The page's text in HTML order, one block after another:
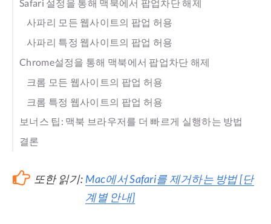
Safari 설정을 통해 맥북에서 팝업차단 해제
사파리 모든 웹사이트의 팝업 허용
사파리 특정 웹사이트의 팝업 허용
Chrome설정을 통해 맥북에서 팝업차단 해제
크롬 모든 웹사이트의 팝업 허용
크롬 특정 웹사이트의 팝업 허용
보너스 팁: 맥북 브라우저를 더 빠르게 실행하는 방법
결론
또한 읽기: Mac에서 Safari를 제거하는 방법 [단
계별 안내]